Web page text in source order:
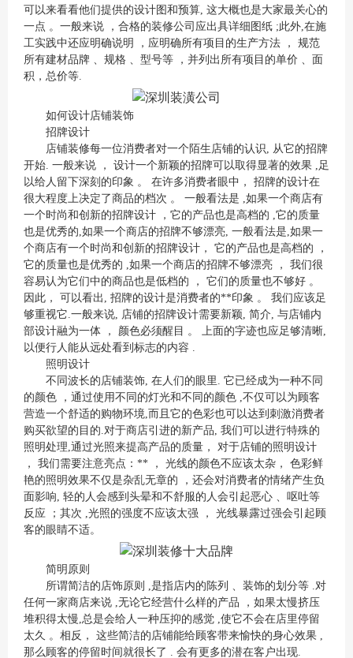
可以来看看他们提供的设计图和预算, 这大概也是大家最关心的
一点 。一般来说 ，合格的装修公司 应出具详细图纸 ;此外,在施
工实践中还应明确说明 ，应明确所有项目的生产方法 ， 规范
所有建材品牌 、规格 、型号等 ，并列出所有项目的单价 、面
积，总价等.
如何设计店铺装饰
招牌设计
店铺装修每一位消费者对一个陌生店铺的认识, 从它的招牌
开始. 一般来说 ， 设计一个新颖的招牌可以取得显著的效果 ,足
以给人留下深刻的印象 。 在许多消费者眼中， 招牌的设计在
很大程度上决定了商品的档次 。 一般看法是 ,如果一个商店有
一个时尚和创新的招牌设计 ，它的产品也是高档的 ,它的质量
也是优秀的,如果一个商店的招牌不够漂亮, 一般看法是,如果一
个商店有一个时尚和创新的招牌设计， 它的产品也是高档的 ，
它的质量也是优秀的 ,如果一个商店的招牌不够漂亮 ， 我们很
容易认为它们中的商品也是低档的 ， 它们的质量也不够好 。
因此， 可以看出, 招牌的设计是消费者的**印象 。 我们应该足
够重视它.一般来说, 店铺的招牌设计需要新颖, 简介, 与店铺内
部设计融为一体 ， 颜色必须醒目 。 上面的字迹也应足够清晰,
以便行人能从远处看到标志的内容 .
照明设计
不同波长的店铺装饰, 在人们的眼里. 它已经成为一种不同
的颜色 ，通过使用不同的灯光和不同的颜色 ,不仅可以为顾客
营造一个舒适的购物环境,而且它的色彩也可以达到刺激消费者
购买欲望的目的.对于商店引进的新产品, 我们可以进行特殊的
照明处理,通过光照来提高产品的质量， 对于店铺的照明设计
， 我们需要注意亮点：** ， 光线的颜色不应该太杂， 色彩鲜
艳的照明效果不仅是杂乱无章的 ，还会对消费者的情绪产生负
面影响, 轻的人会感到头晕和不舒服的人会引起恶心 、呕吐等
反应 ；其次 ,光照的强度不应该太强 ， 光线暴露过强会引起顾
客的眼睛不适。
简明原则
所谓简洁的店饰原则 ,是指店内的陈列 、装饰的划分等 .对
任何一家商店来说 ,无论它经营什么样的产品 ，如果太慢挤压
堆积得太慢,总是会给人一种压抑的感觉 ,使它不会在店里停留
太久 。相反， 这些简洁的店铺能给顾客带来愉快的身心效果 ,
那么顾客的停留时间就很长了 . 会有更多的潜在客户出现.